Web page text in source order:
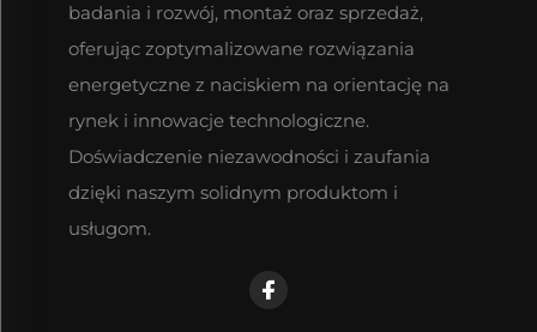
badania i rozwój, montaż oraz sprzedaż,
oferując zoptymalizowane rozwiązania
energetyczne z naciskiem na orientację na
rynek i innowacje technologiczne.
Doświadczenie niezawodności i zaufania
dzięki naszym solidnym produktom i
usługom.